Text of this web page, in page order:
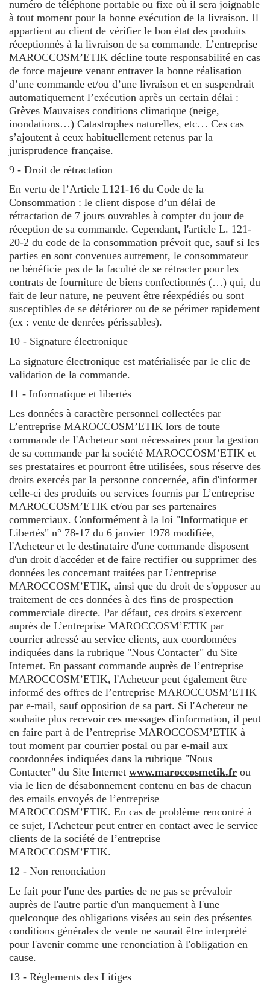
numéro de téléphone portable ou fixe où il sera joignable
à tout moment pour la bonne exécution de la livraison. Il
appartient au client de vérifier le bon état des produits
réceptionnés à la livraison de sa commande. L’entreprise
MAROCCOSM’ETIK décline toute responsabilité en cas
de force majeure venant entraver la bonne réalisation
d’une commande et/ou d’une livraison et en suspendrait
automatiquement l’exécution après un certain délai :
Grèves Mauvaises conditions climatique (neige,
inondations…) Catastrophes naturelles, etc… Ces cas
s’ajoutent à ceux habituellement retenus par la
jurisprudence française.
9 - Droit de rétractation
En vertu de l’Article L121-16 du Code de la
Consommation : le client dispose d’un délai de
rétractation de 7 jours ouvrables à compter du jour de
réception de sa commande. Cependant, l'article L. 121-
20-2 du code de la consommation prévoit que, sauf si les
parties en sont convenues autrement, le consommateur
ne bénéficie pas de la faculté de se rétracter pour les
contrats de fourniture de biens confectionnés (…) qui, du
fait de leur nature, ne peuvent être réexpédiés ou sont
susceptibles de se détériorer ou de se périmer rapidement
(ex : vente de denrées périssables).
10 - Signature électronique
La signature électronique est matérialisée par le clic de
validation de la commande.
11 - Informatique et libertés
Les données à caractère personnel collectées par
L’entreprise MAROCCOSM’ETIK lors de toute
commande de l'Acheteur sont nécessaires pour la gestion
de sa commande par la société MAROCCOSM’ETIK et
ses prestataires et pourront être utilisées, sous réserve des
droits exercés par la personne concernée, afin d'informer
celle-ci des produits ou services fournis par L’entreprise
MAROCCOSM’ETIK et/ou par ses partenaires
commerciaux. Conformément à la loi "Informatique et
Libertés" n° 78-17 du 6 janvier 1978 modifiée,
l'Acheteur et le destinataire d'une commande disposent
d'un droit d'accéder et de faire rectifier ou supprimer des
données les concernant traitées par L’entreprise
MAROCCOSM’ETIK, ainsi que du droit de s'opposer au
traitement de ces données à des fins de prospection
commerciale directe. Par défaut, ces droits s'exercent
auprès de L’entreprise MAROCCOSM’ETIK par
courrier adressé au service clients, aux coordonnées
indiquées dans la rubrique "Nous Contacter" du Site
Internet. En passant commande auprès de l’entreprise
MAROCCOSM’ETIK, l'Acheteur peut également être
informé des offres de l’entreprise MAROCCOSM’ETIK
par e-mail, sauf opposition de sa part. Si l'Acheteur ne
souhaite plus recevoir ces messages d'information, il peut
en faire part à de l’entreprise MAROCCOSM’ETIK à
tout moment par courrier postal ou par e-mail aux
coordonnées indiquées dans la rubrique "Nous
Contacter" du Site Internet www.maroccosmetik.fr ou
via le lien de désabonnement contenu en bas de chacun
des emails envoyés de l’entreprise
MAROCCOSM’ETIK. En cas de problème rencontré à
ce sujet, l'Acheteur peut entrer en contact avec le service
clients de la société de l’entreprise
MAROCCOSM’ETIK.
12 - Non renonciation
Le fait pour l'une des parties de ne pas se prévaloir
auprès de l'autre partie d'un manquement à l'une
quelconque des obligations visées au sein des présentes
conditions générales de vente ne saurait être interprété
pour l'avenir comme une renonciation à l'obligation en
cause.
13 - Règlements des Litiges